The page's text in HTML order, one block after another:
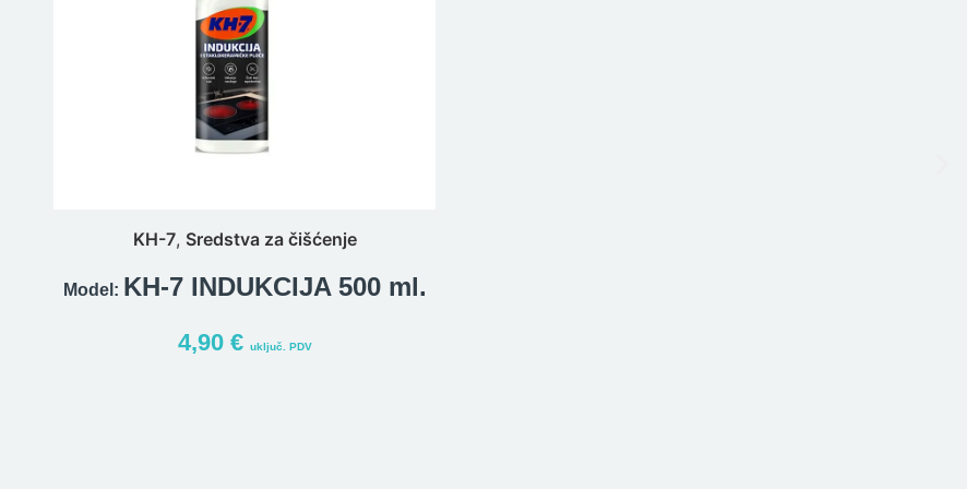
KH-7, Sredstva za čišćenje
Model: KH-7 INDUKCIJA 500 ml.
4,90 € uključ. PDV